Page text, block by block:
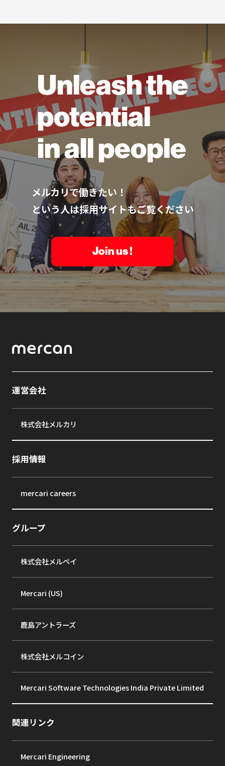
Unleash the
potential
in all people
メルカリで働きたい！
という人は採用サイトもご覧ください
Join us !
運営会社
株式会社メルカリ
採用情報
mercari careers
グループ
株式会社メルペイ
Mercari (US)
鹿島アントラーズ
株式会社メルコイン
Mercari Software Technologies India Private Limited
関連リンク
Mercari Engineering